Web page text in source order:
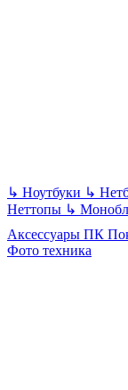
↳ Ноутбуки ↳
Неттопы ↳
Аксессуары ПК
Фото техника